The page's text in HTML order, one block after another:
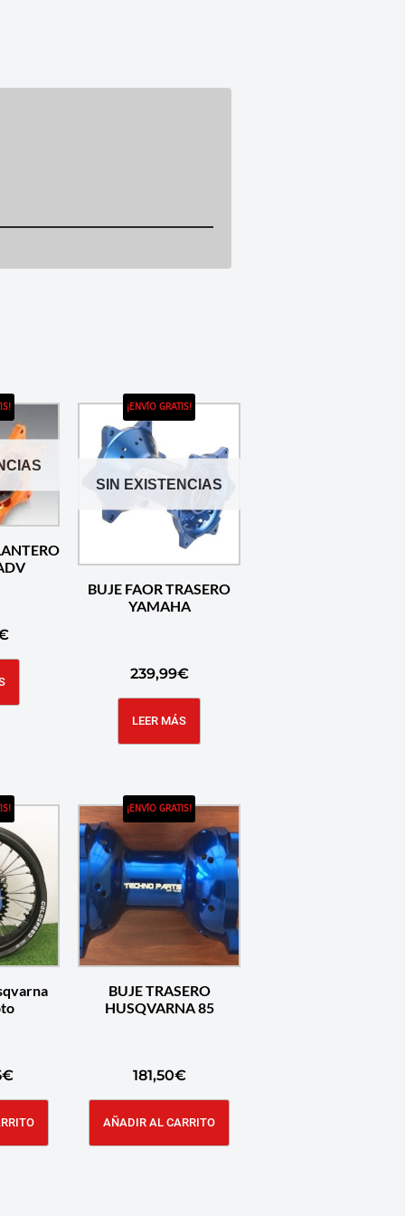
SIN EXISTENCIAS
¡ENVÍO GRATIS!
BUJE FAOR TRASERO
YAMAHA
239,99€
LEER MÁS
€
¡ENVÍO GRATIS!
BUJE TRASERO
HUSQVARNA 85
181,50€
AÑADIR AL CARRITO